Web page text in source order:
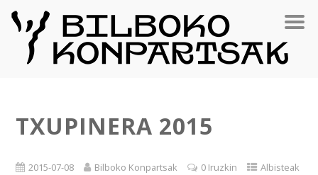
TXUPINERA 2015
2015-07-08 Bilboko Konpartsak 0 Iruzkin Albisteak